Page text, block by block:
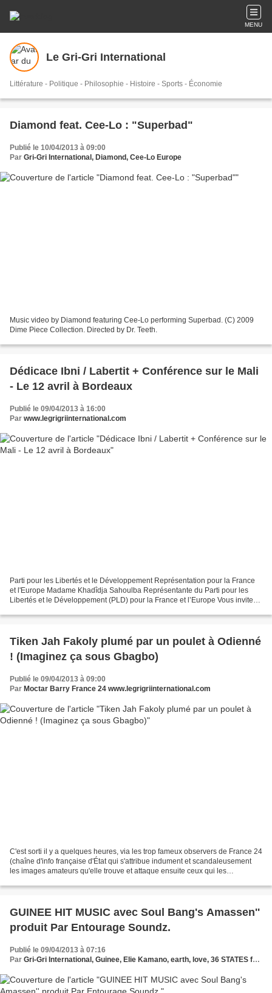
MENU
Le Gri-Gri International
Littérature - Politique - Philosophie - Histoire - Sports - Économie
Diamond feat. Cee-Lo : "Superbad"
Publié le 10/04/2013 à 09:00
Par Gri-Gri International, Diamond, Cee-Lo Europe
Music video by Diamond featuring Cee-Lo performing Superbad. (C) 2009
Dime Piece Collection. Directed by Dr. Teeth.
Dédicace Ibni / Labertit + Conférence sur le Mali
- Le 12 avril à Bordeaux
Publié le 09/04/2013 à 16:00
Par www.legrigriinternational.com
Parti pour les Libertés et le Développement Représentation pour la France
et l'Europe Madame Khadîdja Sahoulba Représentante du Parti pour les
Libertés et le Développement (PLD) pour la France et l’Europe Vous invitent
Tiken Jah Fakoly plumé par un poulet à Odienné
! (Imaginez ça sous Gbagbo)
Publié le 09/04/2013 à 09:00
Par Moctar Barry France 24 www.legrigriinternational.com
C'est sorti il y a quelques heures, via les trop fameux observers de France 24
(chaîne d'info française d'État qui s'attribue indument et scandaleusement
les images amateurs qu'elle trouve et attaque ensuite ceux qui les
GUINEE HIT MUSIC avec Soul Bang's Amassen''
produit Par Entourage Soundz.
Publié le 09/04/2013 à 07:16
Par Gri-Gri International, Guinee, Elie Kamano, earth, love, 36 STATES feat bob dinna,high level,djo doubaté ,http://www.guineehitmusique.com